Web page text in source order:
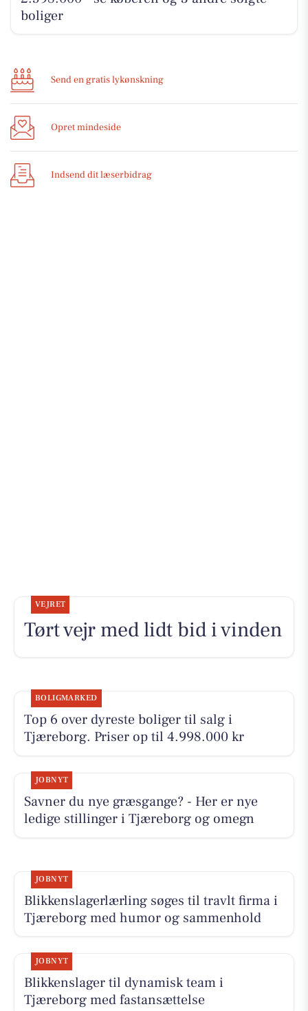
boliger
Send en gratis lykønskning
Opret mindeside
Indsend dit læserbidrag
VEJRET
Tørt vejr med lidt bid i vinden
BOLIGMARKED
Top 6 over dyreste boliger til salg i
Tjæreborg. Priser op til 4.998.000 kr
JOBNYT
Savner du nye græsgange? - Her er nye
ledige stillinger i Tjæreborg og omegn
JOBNYT
Blikkenslagerlærling søges til travlt firma i
Tjæreborg med humor og sammenhold
JOBNYT
Blikkenslager til dynamisk team i
Tjæreborg med fastansættelse